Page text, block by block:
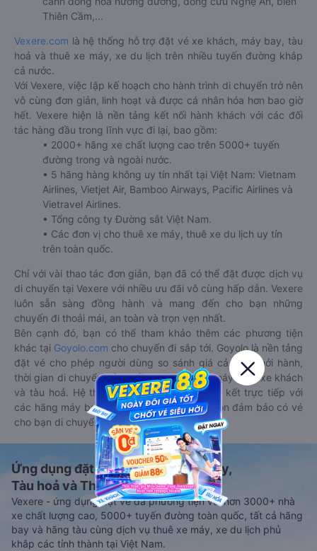
Thiên Cầm,...
Vexere.com là hệ thống hỗ trợ đặt vé xe khách, máy bay, tàu
hoả và thuê xe máy, xe du lịch trên nhiều tuyến đường khắp
cả nước.
Với Vexere, việc lập kế hoạch cho hành trình di chuyển trở nên
vô cùng đơn giản, linh hoạt và được cá nhân hóa hơn bao giờ
hết. Vexere hiện là nền tảng kết nối hành khách với các đối
tác hàng đầu trong lĩnh vực đi lại, bao gồm:
• 2000+ hãng xe chất lượng cao trên 5000+ tuyến
đường trong và ngoài nước.
• 5 hãng hàng không uy tín nhất tại Việt Nam: Vietnam
Airlines, Vietjet Air, Bamboo Airways, Pacific Airlines và
Vietravel Airlines.
• Tổng công ty Đường sắt Việt Nam.
• Các đơn vị cho thuê xe máy, thuê xe du lịch uy tín
trên toàn quốc.
Chỉ với vài thao tác đơn giản, bạn đã có thể đặt được dịch vụ
di chuyển tại Vexere với nhiều ưu đãi vô cùng hấp dẫn. Vexere
luôn sẵn sàng đồng hành và mang đến cho bạn những
chuyến đi thoải mái, an toàn và trọn vẹn nhất.
Bên cạnh đó, bạn có thể tham khảo thêm các phương tiện
khác tại Goyolo.com cho chuyến đi sắp tới. Goyolo là nền tảng
đặt vé cho phép người dùng so sánh giá cả, giờ khởi hành,
thời gian di chuyển của nhiều phương tiện máy bay, xe khách
và tàu hoả. Hệ thống của Goyolo được liên kết trực tiếp với
các hãng máy bay, xe khách và tàu hoả, luôn đảm bảo có vé
cho bạn di chuyển.
Ứng dụng đặt vé Xe khách, Máy bay,
Tàu hoả và Thuê xe
Vexere - ứng dụng đặt vé đa phương tiện với hơn 3000+ nhà
xe chất lượng cao, 5000+ tuyến đường toàn quốc, tất cả hãng
bay và hãng tàu cùng dịch vụ thuê xe máy, xe du lịch phủ
khắp các tỉnh thành tại Việt Nam.